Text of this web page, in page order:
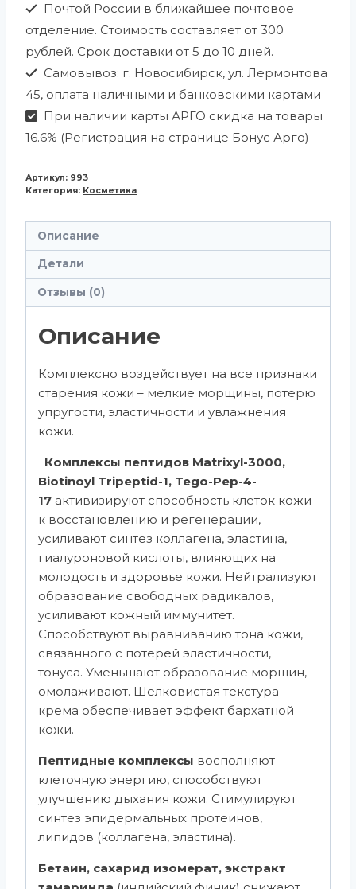
Почтой России в ближайшее почтовое
отделение. Стоимость составляет от 300
рублей. Срок доставки от 5 до 10 дней.
Самовывоз: г. Новосибирск, ул. Лермонтова
45, оплата наличными и банковскими картами
При наличии карты АРГО скидка на товары
16.6% (Регистрация на странице Бонус Арго)
Артикул: 993
Категория: Косметика
Описание
Детали
Отзывы (0)
Описание
Комплексно воздействует на все признаки
старения кожи – мелкие морщины, потерю
упругости, эластичности и увлажнения
кожи.
Комплексы пептидов Matrixyl-3000,
Biotinoyl Tripeptid-1, Tego-Pep-4-
17 активизируют способность клеток кожи
к восстановлению и регенерации,
усиливают синтез коллагена, эластина,
гиалуроновой кислоты, влияющих на
молодость и здоровье кожи. Нейтрализуют
образование свободных радикалов,
усиливают кожный иммунитет.
Способствуют выравниванию тона кожи,
связанного с потерей эластичности,
тонуса. Уменьшают образование морщин,
омолаживают. Шелковистая текстура
крема обеспечивает эффект бархатной
кожи.
Пептидные комплексы восполняют
клеточную энергию, способствуют
улучшению дыхания кожи. Стимулируют
синтез эпидермальных протеинов,
липидов (коллагена, эластина).
Бетаин, сахарид изомерат, экстракт